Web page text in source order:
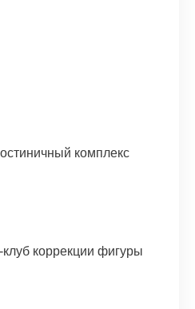
комплекс
клуб коррекции фигуры